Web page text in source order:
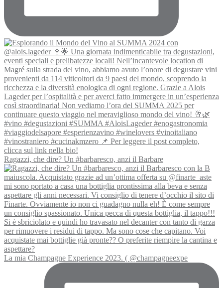
Ragazzi, che dire? Un #barbaresco, anzi il Barbare
La mia Champagne Experience 2023. ( @champagneexpe